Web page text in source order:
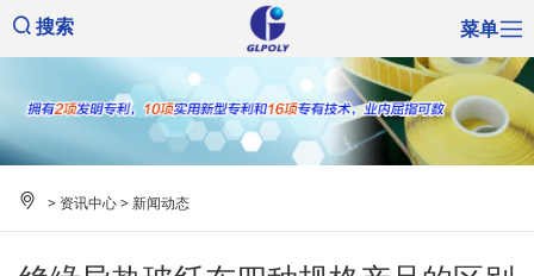
搜索 菜单
> 资讯中心>新闻动态